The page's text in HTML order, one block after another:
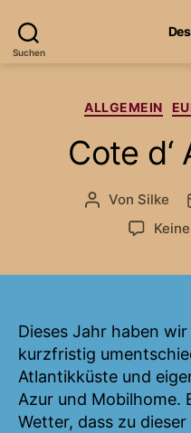
Suchen
ALLGEMEIN
Cote
Beitragsautor
Von Silke
Dieses Jahr haben
kurzfristig
Atlantikküste und
Azur und Mobilhome.
Wetter, dass zu